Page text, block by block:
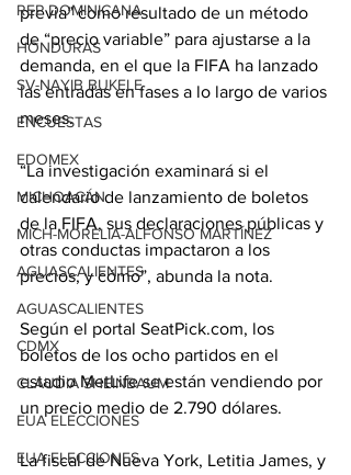
REP DOMINICANA
HONDURAS
SV-NAYIB BUKELE
ENCUESTAS
EDOMEX
MICHOACÁN
MICH-MORELIA-ALFONSO MARTÍNEZ
AGUASCALIENTES
AGUASCALIENTES
CDMX
CLAUDIA SHEINBAUM
EUA ELECCIONES
EUA ELECCIONES
previa” como resultado de un método
de “precio variable” para ajustarse a la
demanda, en el que la FIFA ha lanzado
las entradas en fases a lo largo de varios
meses.
“La investigación examinará si el
calendario de lanzamiento de boletos
de la FIFA, sus declaraciones públicas y
otras conductas impactaron a los
precios, y cómo”, abunda la nota.
Según el portal SeatPick.com, los
boletos de los ocho partidos en el
estadio MetLife se están vendiendo por
un precio medio de 2.790 dólares.
La fiscal de Nueva York, Letitia James, y